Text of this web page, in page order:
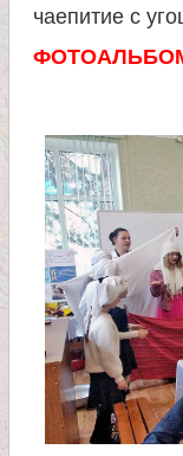
лчаепитие с